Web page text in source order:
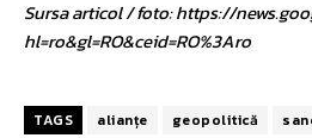
Sursa articol / foto: https://
hl=ro&gl=RO&ceid=RO%3Aro
TAGS alianțe geopolitică